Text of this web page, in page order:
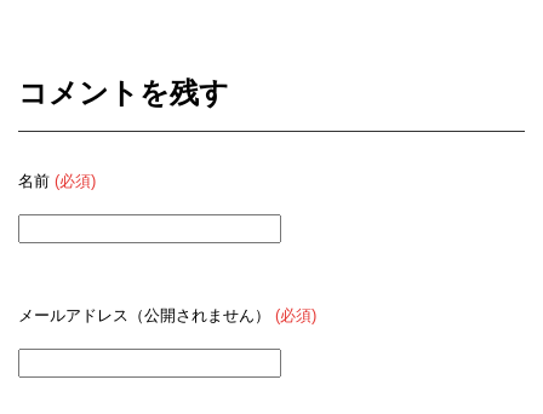
コメントを残す
名前 (必須)
メールアドレス（公開されません） (必須)